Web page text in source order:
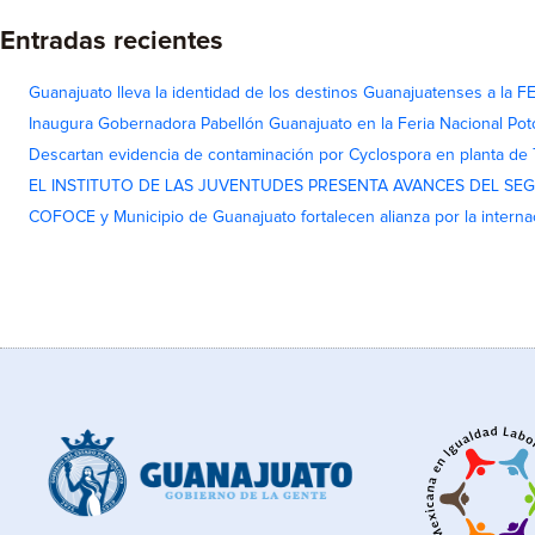
Entradas recientes
Guanajuato lleva la identidad de los destinos Guanajuatenses a la
Inaugura Gobernadora Pabellón Guanajuato en la Feria Nacional
Descartan evidencia de contaminación por Cyclospora en planta de
EL INSTITUTO DE LAS JUVENTUDES PRESENTA AVANCES DEL
COFOCE y Municipio de Guanajuato fortalecen alianza por la